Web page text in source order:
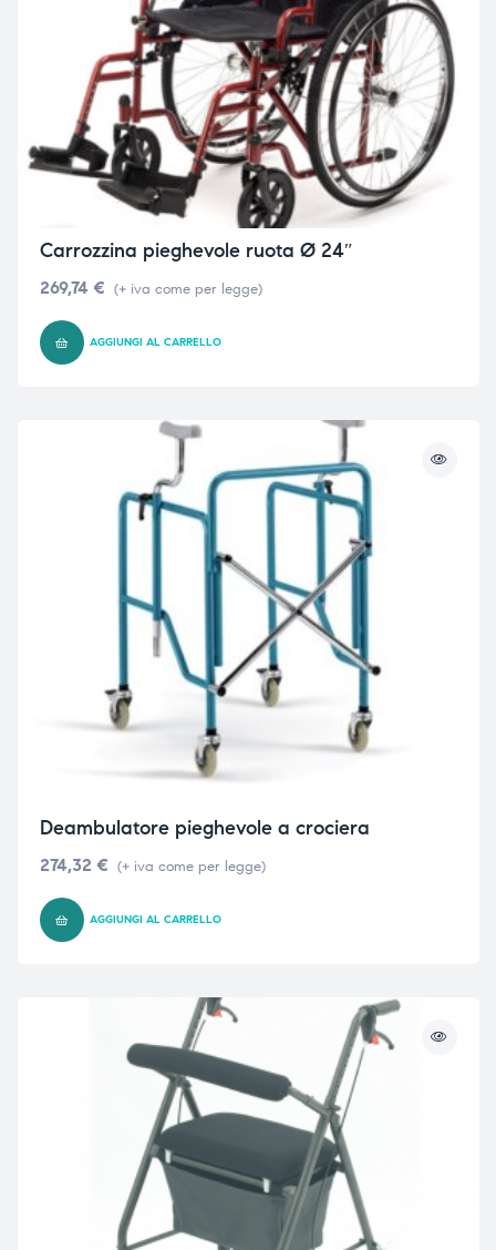
Carrozzina pieghevole ruota Ø 24″
269,74 € (+ iva come per legge)
AGGIUNGI AL CARRELLO
Deambulatore pieghevole a crociera
274,32 € (+ iva come per legge)
AGGIUNGI AL CARRELLO